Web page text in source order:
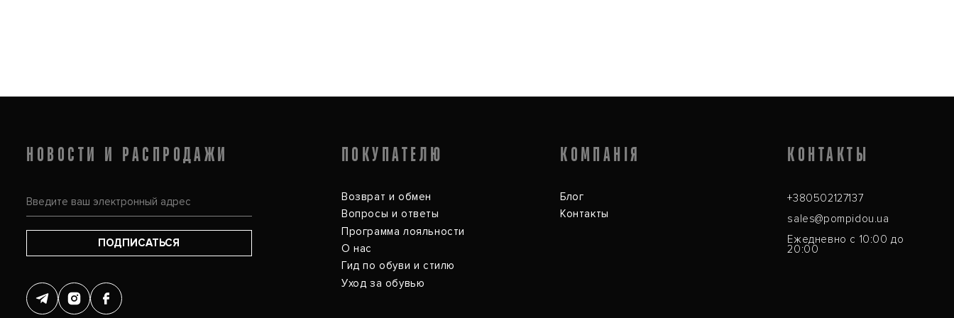
НОВОСТИ И РАСПРОДАЖИ
ПОДПИСАТЬСЯ
ПОКУПАТЕЛЮ
Возврат и обмен
Вопросы и ответы
Программа лояльности
О нас
Гид по обуви и стилю
Уход за обувью
КОМПАНІЯ
Блог
Контакты
КОНТАКТЫ
+380502127137
sales@pompidou.ua
Ежедневно с 10:00 до
20:00